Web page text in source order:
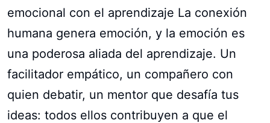
emocional con el aprendizaje La conexión
humana genera emoción, y la emoción es
una poderosa aliada del aprendizaje. Un
facilitador empático, un compañero con
quien debatir, un mentor que desafía tus
ideas: todos ellos contribuyen a que el